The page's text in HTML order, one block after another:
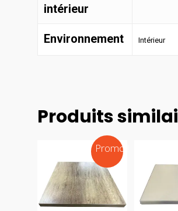
intérieur
Environnement Intérieur
Produits
Promo !